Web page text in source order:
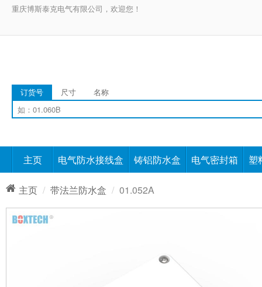
重庆博斯泰克电气有限公司，欢迎您！
订货号 尺寸 名称
主页 电气防水接线盒 铸铝防水盒 电气密封箱 塑
主页 带法兰防水盒 01.052A